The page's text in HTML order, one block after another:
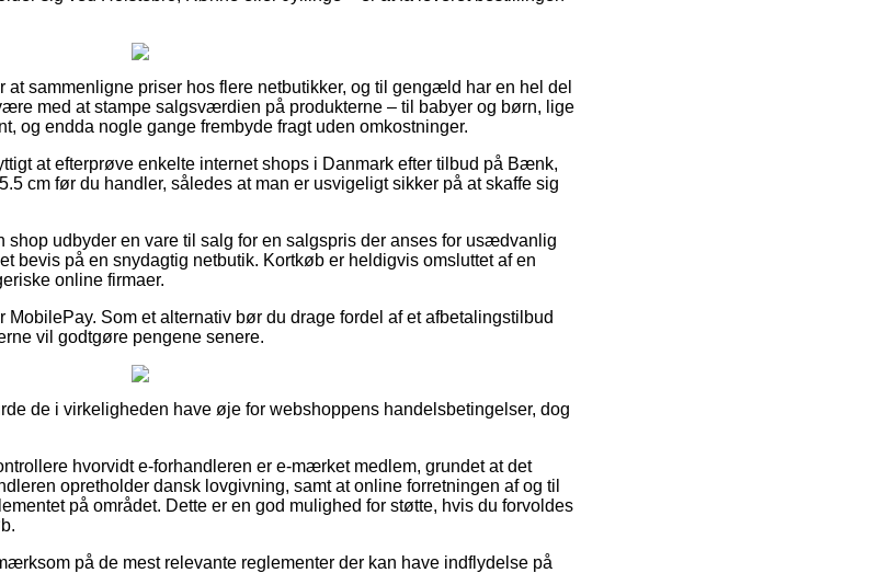
at sammenligne priser hos flere netbutikker, og til gengæld har en hel del
med at stampe salgsværdien på produkterne – til babyer og børn, lige
og endda nogle gange frembyde fragt uden omkostninger.
at efterprøve enkelte internet shops i Danmark efter tilbud på Bænk,
cm før du handler, således at man er usvigeligt sikker på at skaffe sig
shop udbyder en vare til salg for en salgspris der anses for usædvanlig
bevis på en snydagtig netbutik. Kortkøb er heldigvis omsluttet af en
online firmaer.
Som et alternativ bør du drage fordel af et afbetalingstilbud
vil godtgøre pengene senere.
de i virkeligheden have øje for webshoppens handelsbetingelser, dog
hvorvidt e-forhandleren er e-mærket medlem, grundet at det
opretholder dansk lovgivning, samt at online forretningen af og til
på området. Dette er en god mulighed for støtte, hvis du forvoldes
på de mest relevante reglementer der kan have indflydelse på